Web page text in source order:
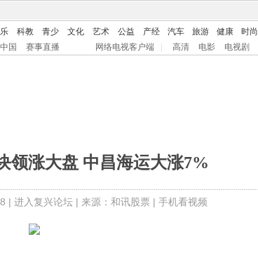
科教 青少 文化 艺术 公益 产经 汽车 旅游 健康 时尚
国 赛事直播 网络电视客户端 高清 电影 电视剧
领涨大盘 中昌海运大涨7%
| 进入复兴论坛| 来源：和讯股票 | 手机看视频